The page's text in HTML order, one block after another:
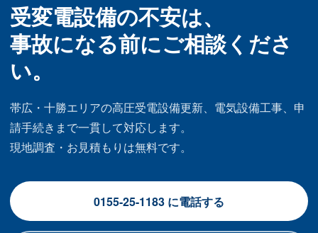
受変電設備の不安は、
事故になる前にご相談くださ
い。
帯広・十勝エリアの高圧受電設備更新、電気設備工事、申
請手続きまで一貫して対応します。
現地調査・お見積もりは無料です。
0155-25-1183 に電話する